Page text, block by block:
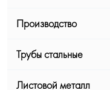
Производство
Трубы стальные
Листовой металл